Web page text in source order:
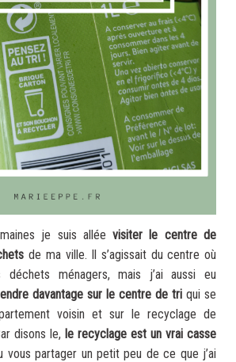
je suis alléevisiter le centre de
de ma ville. Il s’agissait du centre où
déchets ménagers, mais j’ai aussi eu
davantage sur le centre de tri qui se
voisin et sur le recyclage de
disons le, le recyclage est un vrai casse
vous partager un petit peu de ce que j’ai